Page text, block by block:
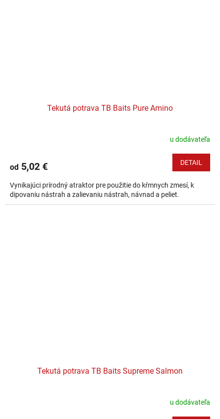
Tekutá potrava TB Baits Pure Amino
u dodávateľa
od 5,02 € DETAIL
Vynikajúci prírodný atraktor pre použitie do kŕmnych zmesí, k
dipovaniu nástrah a zalievaniu nástrah, návnad a peliet.
Tekutá potrava TB Baits Supreme Salmon
u dodávateľa